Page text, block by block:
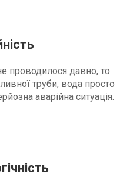
проводилося давно, то
труби, вода просто
аварійна ситуація.